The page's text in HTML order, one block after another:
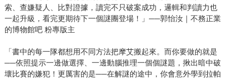
索、查嫌疑人、比對證據，讀完不只破案成功，邏輯和判讀力也
一起升級，看完更期待下一個謎團登場！」──郭怡汝｜不務正業
的博物館吧 粉專版主
「書中的每一隊都想用不同方法把摩艾搬起來。而你要做的就是
──依照提示一邊做選擇、一邊動腦推理一個個謎題，揪出暗中破
壞比賽的嫌犯！更厲害的是──在解謎的途中，你會意外學到拉帕